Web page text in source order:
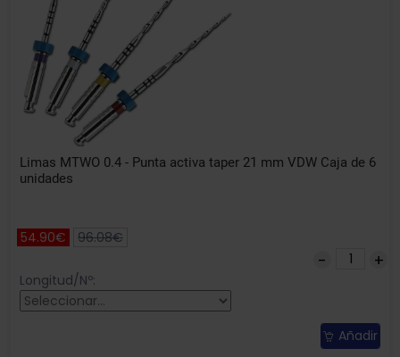
Limas MTWO 0.4 - Punta activa taper 21 mm VDW Caja de 6
unidades
54.90€ 96.08€
Longitud/Nº:
Añadir